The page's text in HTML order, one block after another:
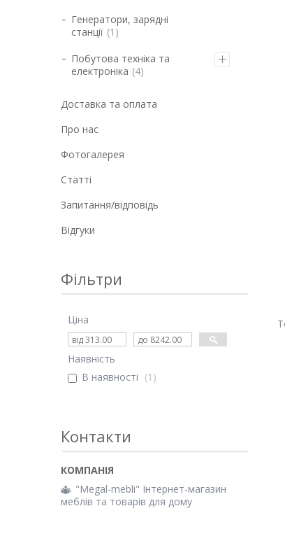
Генератори, зарядні
станції 1
Побутова техніка та
електроніка 4
Доставка та оплата
Про нас
Фотогалерея
Статті
Запитання/відповідь
Відгуки
Фільтри
Ціна
Наявність
В наявності
1
Контакти
"Megal-mebli" Інтернет-магазин
меблів та товарів для дому